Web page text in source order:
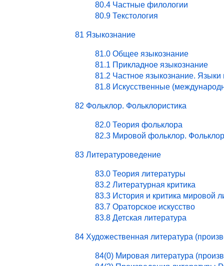
80.4 Частные филологии
80.9 Текстология
81 Языкознание
81.0 Общее языкознание
81.1 Прикладное языкознание
81.2 Частное языкознание. Языки
81.8 Искусственные
82 Фольклор. Фольклористика
82.0 Теория фольклора
82.3 Мировой фольклор.
83 Литературоведение
83.0 Теория литературы
83.2 Литературная критика
83.3 История и критика мировой
83.7 Ораторское искусство
83.8 Детская литература
84 Художественная литература
84(0) Мировая литература